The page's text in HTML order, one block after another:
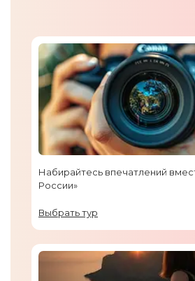
Набирайтесь впечатлений
России»
Выбрать тур